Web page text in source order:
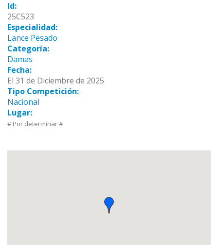
Id:
25C523
Especialidad:
Lance Pesado
Categoría:
Damas
Fecha:
El 31 de Diciembre de 2025
Tipo Competición:
Nacional
Lugar:
# Por determinar #